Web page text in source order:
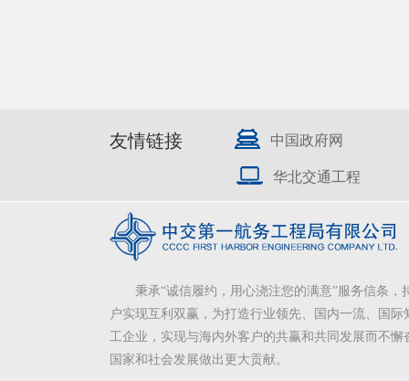
友情链接 中国政府网
华北交通工程
秉承“诚信履约，用心浇注您的满意”服务信条，
户实现互利双赢，为打造行业领先、国内一流、国际
工企业，实现与海内外客户的共赢和共同发展而不懈
国家和社会发展做出更大贡献。